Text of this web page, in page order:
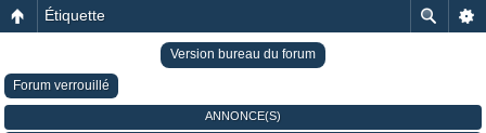
Étiquette
Version bureau du forum
Forum verrouillé
ANNONCE(S)